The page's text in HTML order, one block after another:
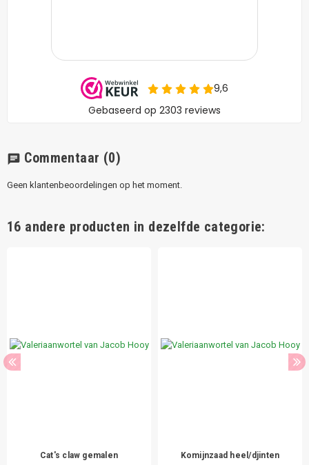
chat Commentaar (0)
Geen klantenbeoordelingen op het moment.
16 andere producten in dezelfde categorie:
Cat's claw gemalen Komijnzaad heel/djinten